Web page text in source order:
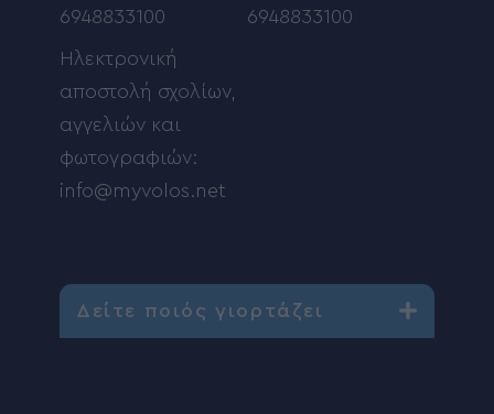
6948833100
Ηλεκτρονική
αποστολή σχολίων,
αγγελιών και
φωτογραφιών:
info@myvolos.net
6948833100
Δείτε ποιός γιορτάζει